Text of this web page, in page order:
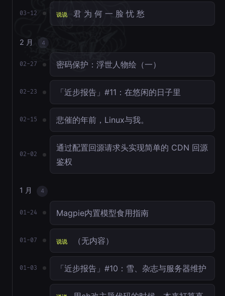
03-12 说说 君 为 何 一 脸 忧 愁
2 月 4
02-27 密码保护：浮世人物绘（一）
02-23 「近步报告」#11：在悠闲的日子里
02-15 悲催的年前，Linux与我。
02-02
通过配置回源请求头实现简单的 CDN 回源
鉴权
1 月 4
01-24 Magpie内置模型食用指南
01-07 说说 （无内容）
01-03 「近步报告」#10：雪、杂志与服务器维护